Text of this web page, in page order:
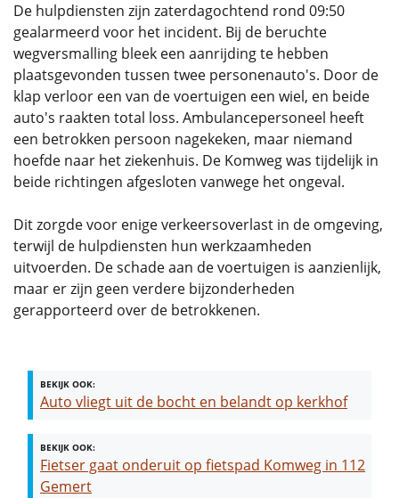
De hulpdiensten zijn zaterdagochtend rond 09:50
gealarmeerd voor het incident. Bij de beruchte
wegversmalling bleek een aanrijding te hebben
plaatsgevonden tussen twee personenauto's. Door de
klap verloor een van de voertuigen een wiel, en beide
auto's raakten total loss. Ambulancepersoneel heeft
een betrokken persoon nagekeken, maar niemand
hoefde naar het ziekenhuis. De Komweg was tijdelijk in
beide richtingen afgesloten vanwege het ongeval.
Dit zorgde voor enige verkeersoverlast in de omgeving,
terwijl de hulpdiensten hun werkzaamheden
uitvoerden. De schade aan de voertuigen is aanzienlijk,
maar er zijn geen verdere bijzonderheden
gerapporteerd over de betrokkenen.
BEKIJK OOK:
Auto vliegt uit de bocht en belandt op kerkhof
BEKIJK OOK:
Fietser gaat onderuit op fietspad Komweg in 112
Gemert